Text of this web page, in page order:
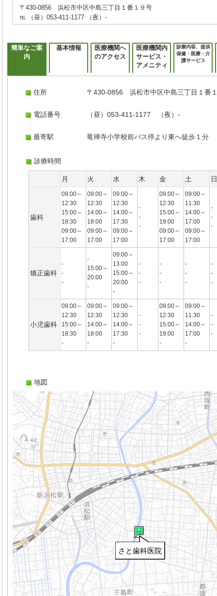
〒430-0856 浜松市中区中島三丁目１番１９号
℡ （昼）053-411-1177 （夜）-
簡単なご案
内
基本情報
医療機関へ
のアクセス
医療機関内
サービス・
アメニティ
診療内容、提供
保健・医療・介
護サービス
住所 〒430-0856 浜松市中区中島三丁目１番
電話番号 （昼）053-411-1177 （夜）-
最寄駅 竜禅寺小学校前バス停より東へ徒歩１分
診療時間
月 火 水 木 金 土
歯科
09:00～
12:30
15:00～
18:30
09:00～
17:00
09:00～
12:30
14:00～
18:00
09:00～
17:00
09:00～
12:30
14:00～
17:30
09:00～
17:00
-
-
-
09:00～
12:30
15:00～
19:00
09:00～
17:00
09:00～
11:30
14:00～
17:00
09:00～
17:00
-
-
-
矯正歯科
-
-
-
-
15:00～
20:00
-
09:00～
13:00
15:00～
20:00
-
-
-
-
-
-
-
-
-
-
-
-
-
小児歯科
09:00～
12:30
15:00～
18:30
-
09:00～
12:30
14:00～
18:00
-
09:00～
12:30
14:00～
17:30
-
-
-
-
09:00～
12:30
15:00～
19:00
-
09:00～
11:30
14:00～
17:00
-
-
-
-
地図
さと歯科医院